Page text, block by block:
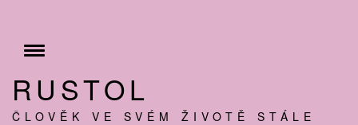
content
Toggle
RUSTOL
ČLOVĚK VE SVÉM ŽIVOTĚ STÁLE